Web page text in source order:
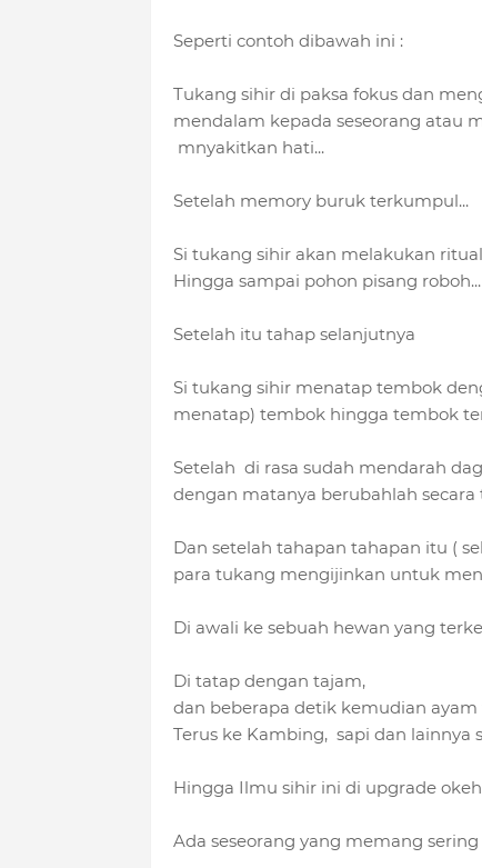
Seperti contoh dibawah ini :
Tukang sihir di paksa fokus dan
mendalam kepada seseorang atau
mnyakitkan hati...
Setelah memory buruk terkumpul...
Si tukang sihir akan melakukan
Hingga sampai pohon pisang roboh...
Setelah itu tahap selanjutnya
Si tukang sihir menatap tembok
menatap) tembok hingga tembok
Setelah di rasa sudah mendarah
dengan matanya berubahlah
Dan setelah tahapan tahapan itu (
para tukang mengijinkan untuk
Di awali ke sebuah hewan yang
Di tatap dengan tajam,
dan beberapa detik kemudian ayam
Terus ke Kambing, sapi dan lainnya
Hingga Ilmu sihir ini di upgrade
Ada seseorang yang memang